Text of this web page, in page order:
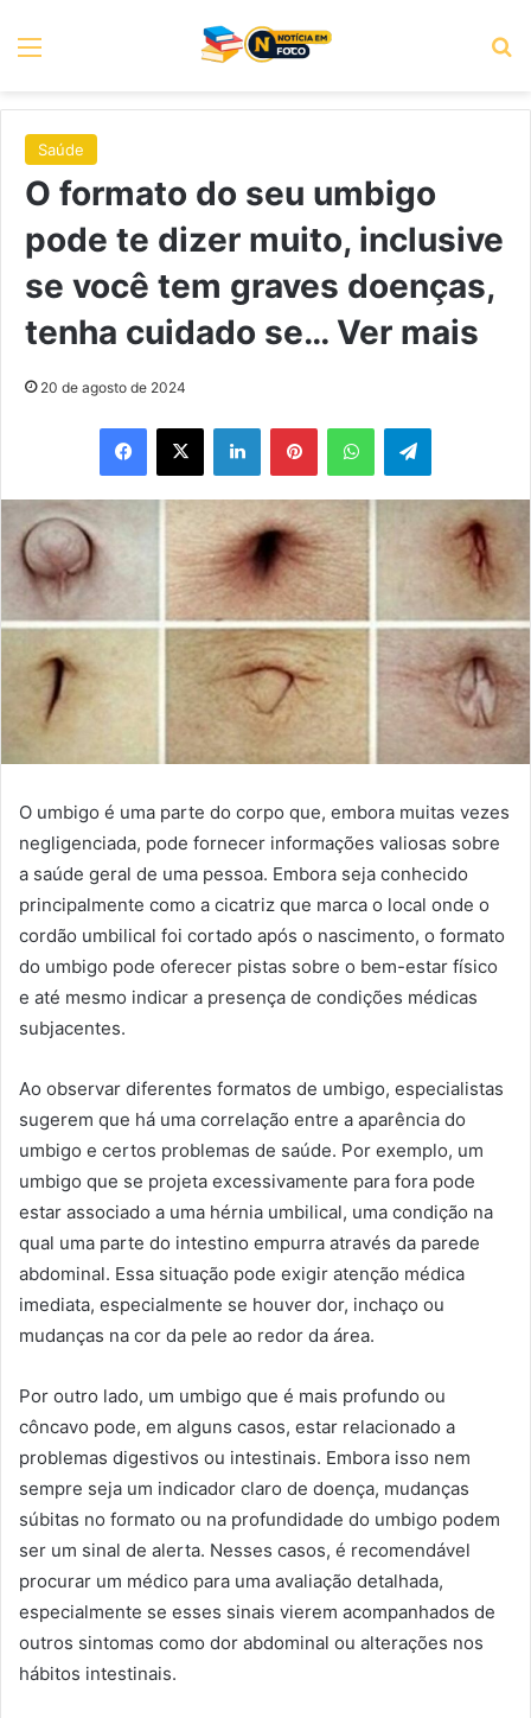
Menu
Saúde
O formato do seu umbigo
pode te dizer muito, inclusive
se você tem graves doenças,
tenha cuidado se… Ver mais
20 de agosto de 2024
Facebook
X LinkedinPinterestWhatsAppTelegram
O umbigo é uma parte do corpo que, embora muitas vezes
negligenciada, pode fornecer informações valiosas sobre
a saúde geral de uma pessoa. Embora seja conhecido
principalmente como a cicatriz que marca o local onde o
cordão umbilical foi cortado após o nascimento, o formato
do umbigo pode oferecer pistas sobre o bem-estar físico
e até mesmo indicar a presença de condições médicas
subjacentes.
Ao observar diferentes formatos de umbigo, especialistas
sugerem que há uma correlação entre a aparência do
umbigo e certos problemas de saúde. Por exemplo, um
umbigo que se projeta excessivamente para fora pode
estar associado a uma hérnia umbilical, uma condição na
qual uma parte do intestino empurra através da parede
abdominal. Essa situação pode exigir atenção médica
imediata, especialmente se houver dor, inchaço ou
mudanças na cor da pele ao redor da área.
Por outro lado, um umbigo que é mais profundo ou
côncavo pode, em alguns casos, estar relacionado a
problemas digestivos ou intestinais. Embora isso nem
sempre seja um indicador claro de doença, mudanças
súbitas no formato ou na profundidade do umbigo podem
ser um sinal de alerta. Nesses casos, é recomendável
procurar um médico para uma avaliação detalhada,
especialmente se esses sinais vierem acompanhados de
outros sintomas como dor abdominal ou alterações nos
hábitos intestinais.